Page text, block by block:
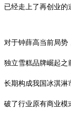
已经走上了再创业的
对于钟薛高当前局势
独立雪糕品牌崛起之
长期构成我国冰淇淋
破了行业原有商业模